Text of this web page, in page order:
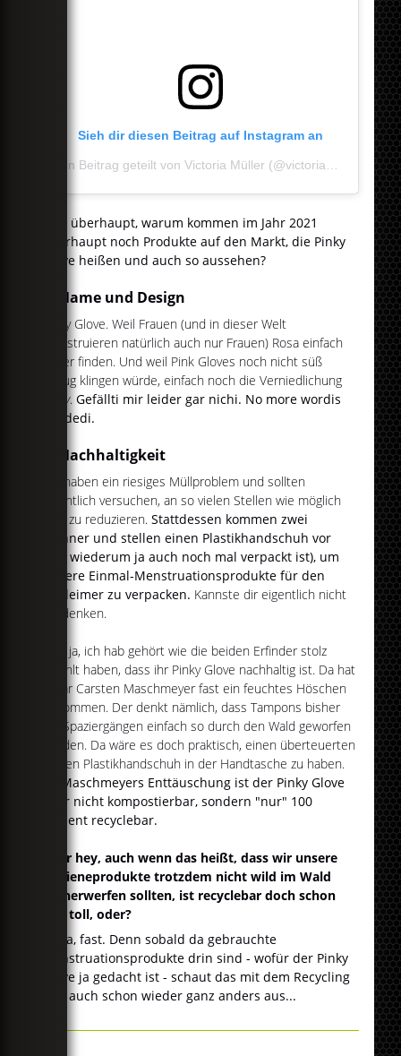
Sieh dir diesen Beitrag auf Instagram an
Und überhaupt, warum kommen im Jahr 2021
überhaupt noch Produkte auf den Markt, die Pinky
Glove heißen und auch so aussehen?
3. Name und Design
Pinky Glove. Weil Frauen (und in dieser Welt
menstruieren natürlich auch nur Frauen) Rosa einfach
super finden. Und weil Pink Gloves noch nicht süß
genug klingen würde, einfach noch die Verniedlichung
Pinky.Gefällti mir leider gar nichi. No more wordis
neededi.
4. Nachhaltigkeit
Wir haben ein riesiges Müllproblem und sollten
eigentlich versuchen, an so vielen Stellen wie möglich
Müll zu reduzieren. Stattdessen kommen zwei
Männer und stellen einen Plastikhandschuh vor
(der wiederum ja auch noch mal verpackt ist), um
andere Einmal-Menstruationsprodukte für den
Mülleimer zu verpacken. Kannste dir eigentlich nicht
ausdenken.
Und ja, ich hab gehört wie die beiden Erfinder stolz
erzählt haben, dass ihr Pinky Glove nachhaltig ist. Da hat
sogar Carsten Maschmeyer fast ein feuchtes Höschen
bekommen. Der denkt nämlich, dass Tampons bisher
bei Spaziergängen einfach so durch den Wald geworfen
werden. Da wäre es doch praktisch, einen überteuerten
pinken Plastikhandschuh in der Handtasche zu haben.
Zu Maschmeyers Enttäuschung ist der Pinky Glove
aber nicht kompostierbar, sondern "nur" 100
Prozent recyclebar.
Aber hey, auch wenn das heißt, dass wir unsere
Hygieneprodukte trotzdem nicht wild im Wald
umherwerfen sollten, ist recyclebar doch schon
mal toll, oder?
Na ja, fast. Denn sobald da gebrauchte
Menstruationsprodukte drin sind - wofür der Pinky
Glove ja gedacht ist - schaut das mit dem Recycling
halt auch schon wieder ganz anders aus...